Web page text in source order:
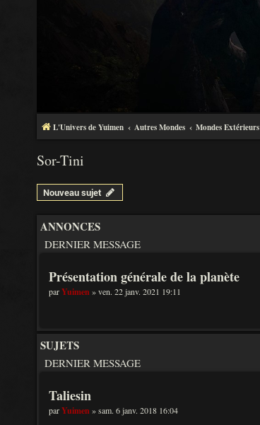
L'Univers de Yuimen Autres Mondes Mondes Extérieurs
Sor-Tini
Nouveau sujet
ANNONCES
DERNIER MESSAGE
Présentation générale de la planète
parYuimen» ven. 22 janv. 2021 19:11
SUJETS
DERNIER MESSAGE
Taliesin
parYuimen» sam. 6 janv. 2018 16:04